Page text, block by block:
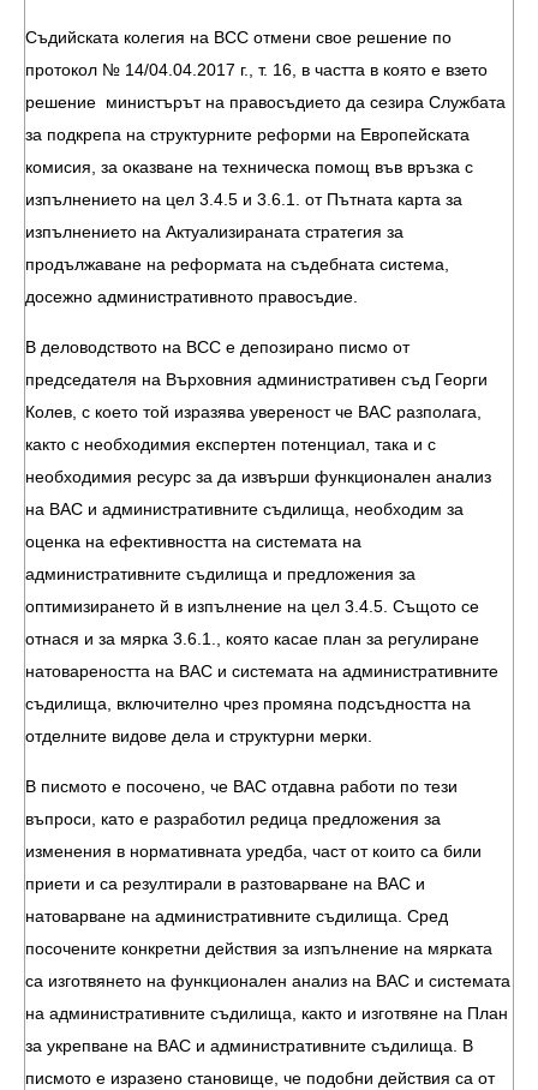
Съдийската колегия на ВСС отмени свое решение по
протокол № 14/04.04.2017 г., т. 16, в частта в която е взето
решение министърът на правосъдието да сезира Службата
за подкрепа на структурните реформи на Европейската
комисия, за оказване на техническа помощ във връзка с
изпълнението на цел 3.4.5 и 3.6.1. от Пътната карта за
изпълнението на Актуализираната стратегия за
продължаване на реформата на съдебната система,
досежно административното правосъдие.
В деловодството на ВСС е депозирано писмо от
председателя на Върховния административен съд Георги
Колев, с което той изразява увереност че ВАС разполага,
както с необходимия експертен потенциал, така и с
необходимия ресурс за да извърши функционален анализ
на ВАС и административните съдилища, необходим за
оценка на ефективността на системата на
административните съдилища и предложения за
оптимизирането й в изпълнение на цел 3.4.5. Същото се
отнася и за мярка 3.6.1., която касае план за регулиране
натовареността на ВАС и системата на административните
съдилища, включително чрез промяна подсъдността на
отделните видове дела и структурни мерки.
В писмото е посочено, че ВАС отдавна работи по тези
въпроси, като е разработил редица предложения за
изменения в нормативната уредба, част от които са били
приети и са резултирали в разтоварване на ВАС и
натоварване на административните съдилища. Сред
посочените конкретни действия за изпълнение на мярката
са изготвянето на функционален анализ на ВАС и системата
на административните съдилища, както и изготвяне на План
за укрепване на ВАС и административните съдилища. В
писмото е изразено становище, че подобни действия са от